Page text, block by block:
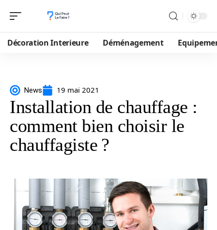
Décoration Interieure Déménagement
News 19 mai 2021
Installation de chauffage :
comment bien choisir le
chauffagiste ?